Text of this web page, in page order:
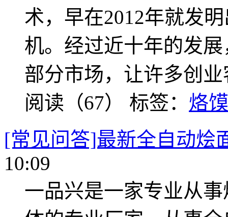
术，早在2012年就发
机。经过近十年的发
部分市场，让许多创
阅读（67） 标签： 烙
[常见问答]最新全自动烩
10:09
一品兴是一家专业从